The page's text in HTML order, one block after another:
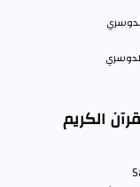
الكريم